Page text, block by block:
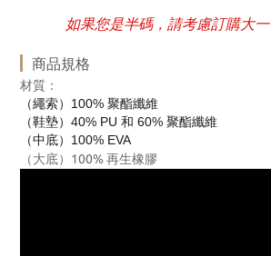
如果您是半碼，請考慮訂購大一
商品規格
材質：
（繩索）100% 聚酯纖維
（鞋墊）40% PU 和 60% 聚酯纖維
（中底）100% EVA
（大底）100% 再生橡膠